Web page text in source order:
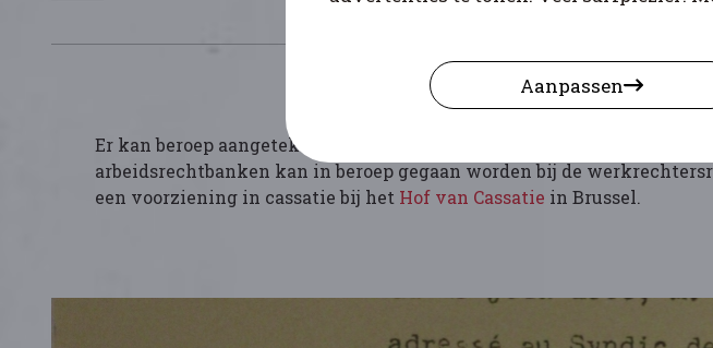
Er kan beroep aangetekend worden tegen deze uitspraken bij het hof
arbeidsrechtbanken kan in beroep gegaan worden bij de
een voorziening in cassatie bij het Hof van Cassatie in Brussel.
Aanpassen